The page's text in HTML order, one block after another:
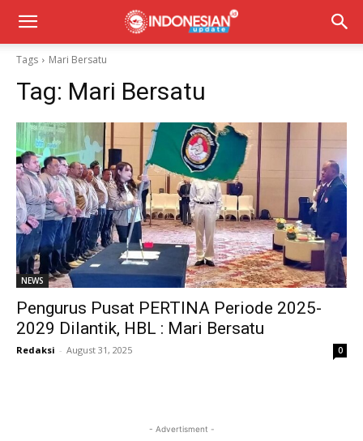
Tags Mari Bersatu
Tag: Mari Bersatu
NEWS
Pengurus Pusat PERTINA Periode 2025-
2029 Dilantik, HBL : Mari Bersatu
Redaksi - August 31, 2025 0
- Advertisment -